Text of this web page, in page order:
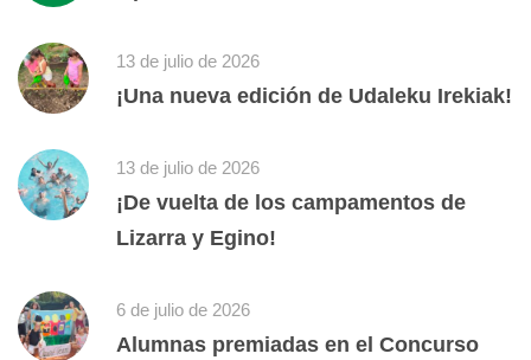
13 de julio de 2026
¡Una nueva edición de Udaleku Irekiak!
13 de julio de 2026
¡De vuelta de los campamentos de
Lizarra y Egino!
6 de julio de 2026
Alumnas premiadas en el Concurso